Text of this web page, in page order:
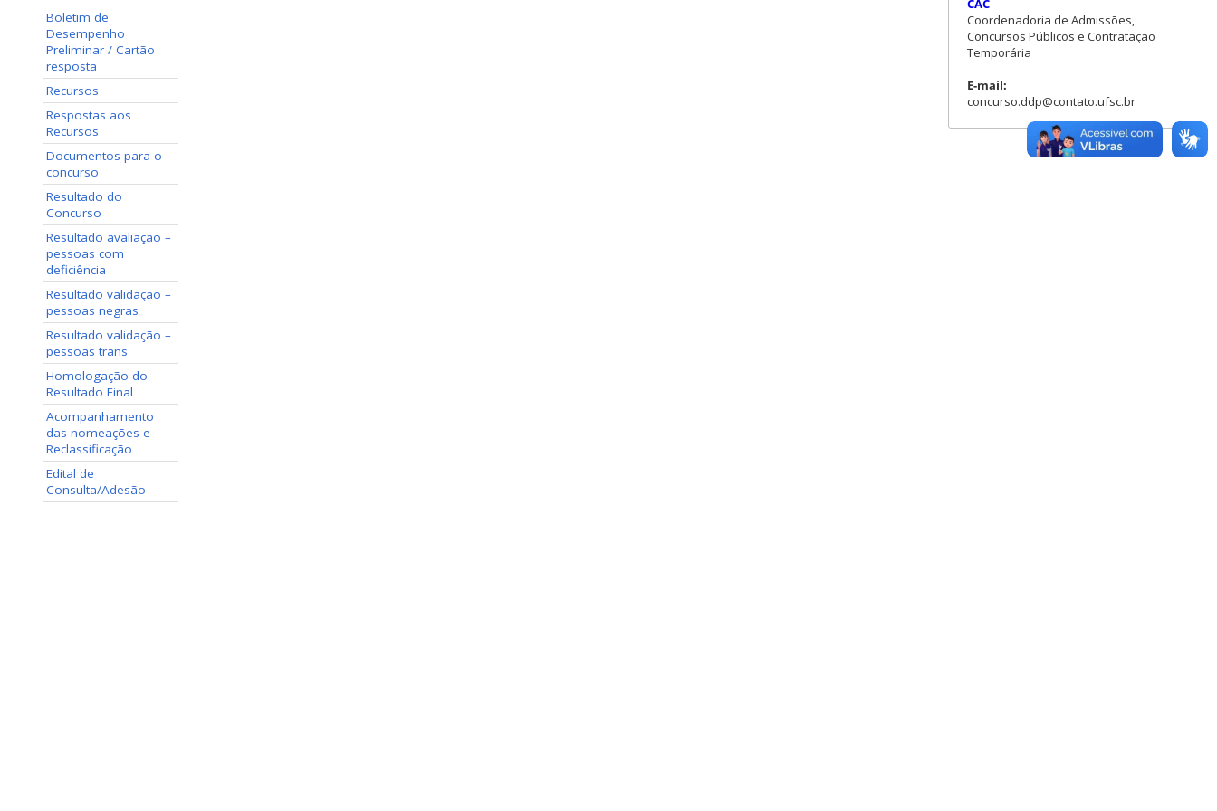
Boletim de
Desempenho
Preliminar / Cartão
resposta
Recursos
Respostas aos
Recursos
Documentos para o
concurso
Resultado do
Concurso
Resultado avaliação –
pessoas com
deficiência
Resultado validação –
pessoas negras
Resultado validação –
pessoas trans
Homologação do
Resultado Final
Acompanhamento
das nomeações e
Reclassificação
Edital de
Consulta/Adesão
CAC
Coordenadoria de Admissões,
Concursos Públicos e Contratação
Temporária
E-mail:
concurso.ddp@contato.ufsc.br